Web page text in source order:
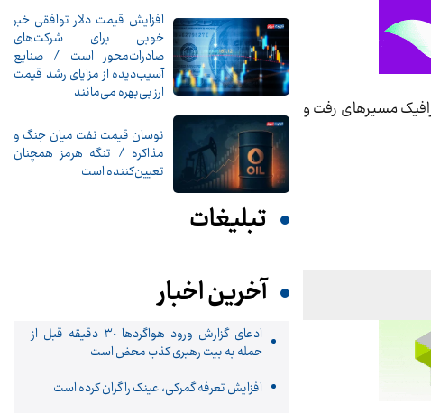
مسیرهای رفت و
افزایش قیمت دلار توافقی خبر
خوبی برای شرکت‌های
صادرات‌محور است / صنایع
آسیب‌دیده از مزایای رشد قیمت
ارز بی‌بهره می‌مانند
نوسان قیمت نفت میان جنگ و
مذاکره / تنگه هرمز همچنان
تعیین‌کننده است
تبلیغات
آخرین اخبار
ادعای گزارش ورود هواگردها ٣٠ دقیقه قبل از
حمله به بیت رهبری کذب محض است
افزایش تعرفه گمرکی، عینک را گران کرده است